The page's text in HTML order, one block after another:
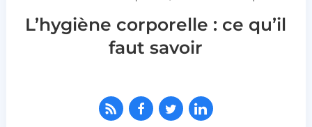
L’hygiène corporelle : ce qu’il
faut savoir